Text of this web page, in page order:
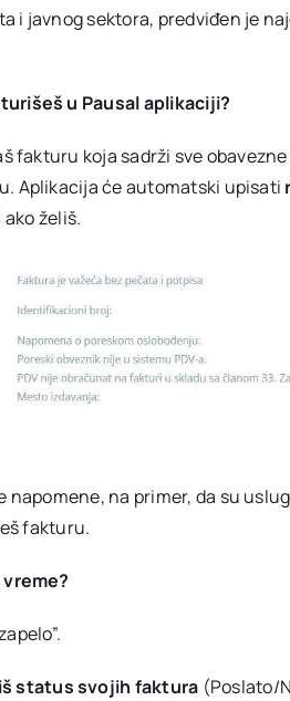
i javnog sektora, predviđen je
u Pausal aplikaciji?
fakturu koja sadrži sve
Aplikacija će automatski upisati
ako želiš.
napomene, na primer, da su
fakturu.
status svojih faktura (Poslato/